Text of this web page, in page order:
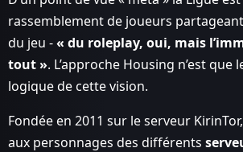
rassemblement de joueurs
du jeu -« du roleplay, oui, mais
tout ». L’approche Housing n’est
logique de cette vision.
Fondée en 2011 sur le serveur
aux personnages des différents